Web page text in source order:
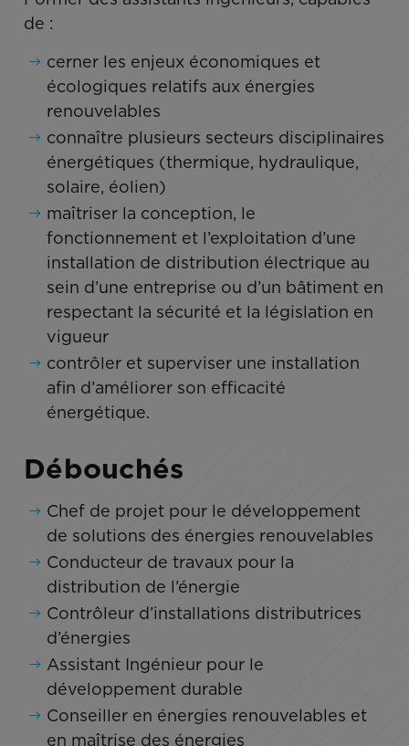
de :
cerner les enjeux économiques et
écologiques relatifs aux énergies
renouvelables
connaître plusieurs secteurs disciplinaires
énergétiques (thermique, hydraulique,
solaire, éolien)
maîtriser la conception, le
fonctionnement et l’exploitation d’une
installation de distribution électrique au
sein d’une entreprise ou d’un bâtiment en
respectant la sécurité et la législation en
vigueur
contrôler et superviser une installation
afin d’améliorer son efficacité
énergétique.
Débouchés
Chef de projet pour le développement
de solutions des énergies renouvelables
Conducteur de travaux pour la
distribution de l’énergie
Contrôleur d’installations distributrices
d’énergies
Assistant Ingénieur pour le
développement durable
Conseiller en énergies renouvelables et
en maîtrise des énergies